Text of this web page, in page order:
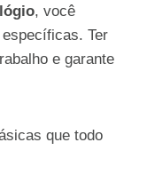
, você
Ter
e garante
que todo